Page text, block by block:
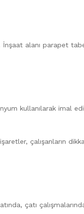
alanı parapet
kullanılarak imal
çalışanların
çatı